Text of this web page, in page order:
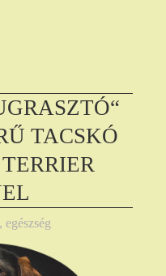
TACSKÓ
egészség